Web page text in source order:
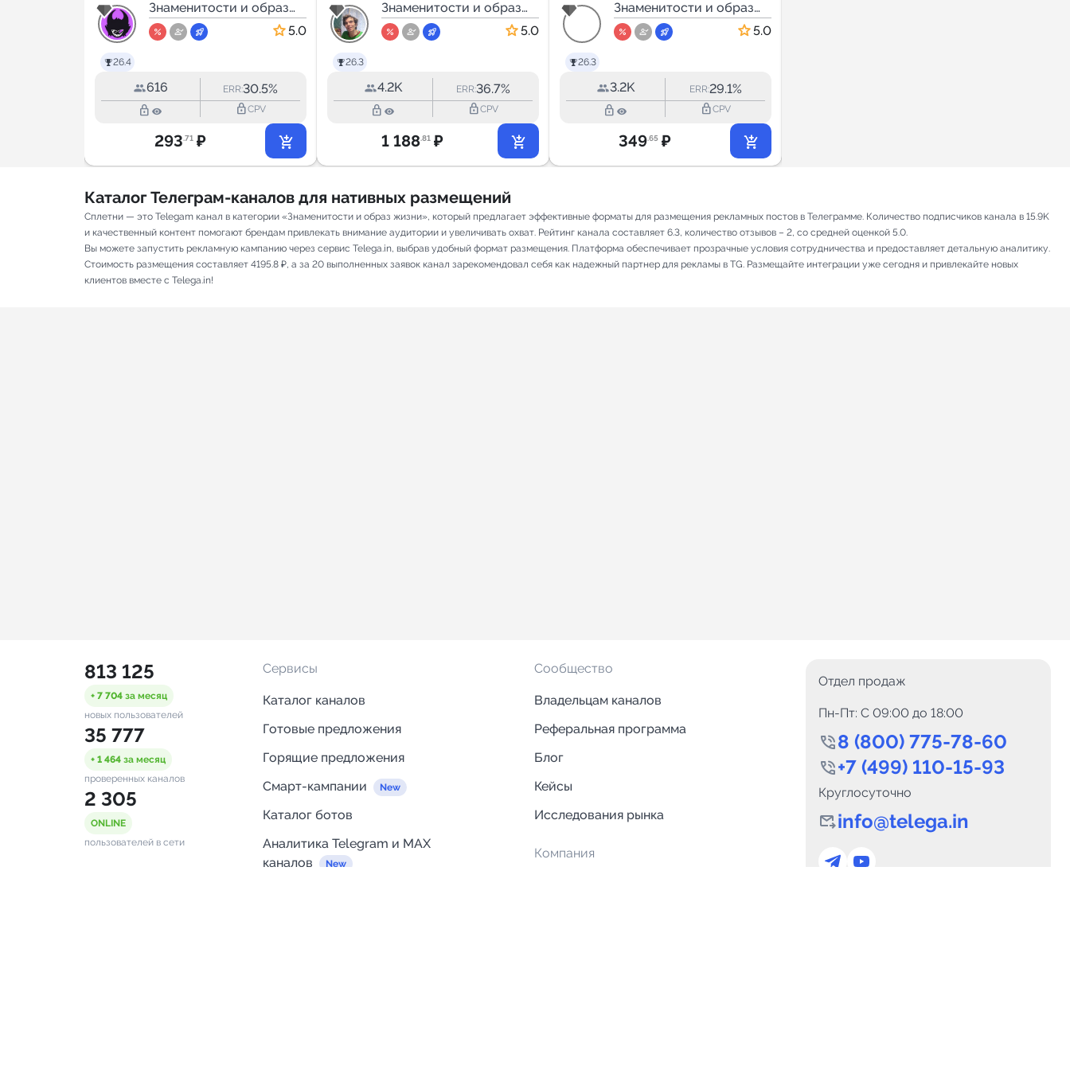
26.4
Знаменитости и образ
жизни
5.0
616 ERR:30.5%
lock_outline lock_outlineCPV
293.71 ₽
26.3
Знаменитости и образ
жизни
5.0
4.2K ERR:36.7%
lock_outline lock_outlineCPV
1 188.81 ₽
26.3
Знаменитости и образ
жизни
5.0
3.2K ERR:29.1%
lock_outline lock_outlineCPV
349.65 ₽
Каталог Телеграм-каналов для нативных размещений
Сплетни — это Telegam канал в категории «Знаменитости и образ жизни», который предлагает эффективные форматы для размещения рекламных постов в Телеграмме. Количество подписчиков канала в 15.9K
и качественный контент помогают брендам привлекать внимание аудитории и увеличивать охват. Рейтинг канала составляет 6.3, количество отзывов – 2, со средней оценкой 5.0.
Вы можете запустить рекламную кампанию через сервис Telega.in, выбрав удобный формат размещения. Платформа обеспечивает прозрачные условия сотрудничества и предоставляет детальную аналитику.
Стоимость размещения составляет 4195.8 ₽, а за 20 выполненных заявок канал зарекомендовал себя как надежный партнер для рекламы в TG. Размещайте интеграции уже сегодня и привлекайте новых
клиентов вместе с Telega.in!
813 125
+ 7 704 за месяц
новых пользователей
35 777
+ 1 464 за месяц
проверенных каналов
2 305
ONLINE
пользователей в сети
Сервисы
Каталог каналов
Готовые предложения
Горящие предложения
Смарт-кампании
Каталог ботов
Аналитика Telegram и MAX
каналов
Сообщество
Владельцам каналов
Реферальная программа
Блог
Кейсы
Исследования рынка
Компания
Отдел продаж
Пн-Пт: C 09:00 до 18:00
8 (800) 775-78-60
+7 (499) 110-15-93
Круглосуточно
info@telega.in